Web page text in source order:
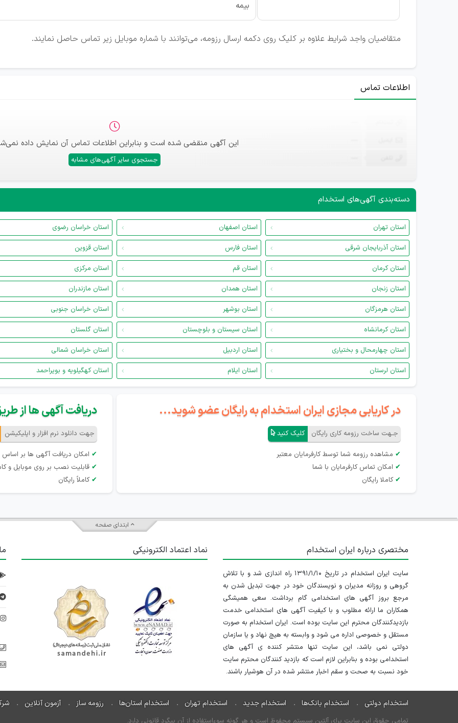
بیمه
متقاضیان واجد شرایط علاوه بر کلیک روی دکمه ارسال رزومه، می‌توانند با شماره موبایل زیر تماس حاصل نمایند.
اطلاعات تماس
این آگهی منقضی شده است و بنابراین اطلاعات تماس آن نمایش داده
جستجوی سایر آگهی‌های مشابه
دسته‌بندی آگهی‌های استخدام
استان تهران استان اصفهان استان خراسان رضوی
استان آذربایجان شرقی
استان فارس استان قزوین
استان کرمان
استان قم استان مرکزی
استان زنجان
استان همدان استان مازندران
استان هرمزگان
استان بوشهر استان خراسان جنوبی
استان کرمانشاه
استان سیستان و بلوچستان استان گلستان
استان چهارمحال و بختیاری
استان اردبیل استان خراسان شمالی
استان لرستان
استان ایلام استان کهگیلویه و بویراحمد
در کاریابی مجازی ایران استخدام به رایگان عضو شوید...
جـهت ساخت رزومه کاری رایگان کلیک کنید
✔ مشاهده رزومه شما توسط کارفرمایان معتبر
✔ امکان تماس کارفرمایان با شما
✔ کاملا رایگان
دریافت آگهی ها از
جهت دانلود نرم افزار و اپلیکیشن
✔ امکان دریافت آگهی ها بر
✔ قابلیت نصب بر روی موبایل و
✔ کاملاً رایگان
ابتدای صفحه
مختصری درباره ایران استخدام
سایت ایران استخدام در تاریخ ۱۳۹۱/۱/۱۰ راه اندازی شد و با تلاش
گروهی و روزانه مدیران و نویسندگان خود در جهت تبدیل شدن به
مرجع بروز آگهی های استخدامی گام برداشت. سعی همیشگی
همکاران ما ارائه مطلوب و با کیفیت آگهی های استخدامی خدمت
بازدیدکنندگان محترم این سایت بوده است. ایران استخدام به صورت
مستقل و خصوصی اداره می شود و وابسته به هیچ نهاد و یا سازمان
دولتی نمی باشد، این سایت تنها منتشر کننده ی آگهی های
استخدامی بوده و بنابراین لازم است که بازدید کنندگان محترم سایت
خود نسبت به صحت و سقم اخبار منتشر شده در آن هوشیار باشند.
نماد اعتماد الکترونیکی
استخدام دولتی استخدام بانک‌ها استخدام جدید استخدام تهران استخدام استان‌ها رزومه ساز آزمون آنلاین
تمامی حقوق این سایت برای آلتین سیستم محفوظ است و هر گونه سوءاستفاده از آن پیگرد قانونی دارد.